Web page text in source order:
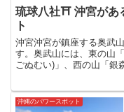
琉球八社⛩ 沖宮があ
ト
沖宮沖宮が鎮座する奥武
す。奥武山には、東の山
ごぬむい)」、西の山「銀
パワースポットが点在し
沖縄のパワースポット